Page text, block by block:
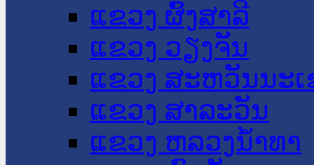
ແຂວງ ຜົ້ງສາລີ
ແຂວງ ວຽງຈັນ
ແຂວງ ສະຫວັນນະ
ແຂວງ ສາລະວັນ
ແຂວງ ຫລວງນໍ້າທາ